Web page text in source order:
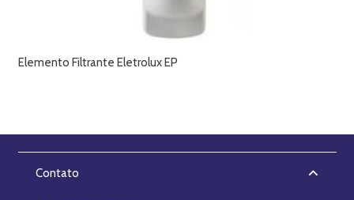
Elemento Filtrante Eletrolux EP
Contato